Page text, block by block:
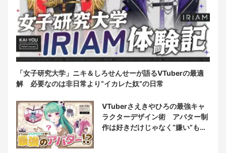
「女子研究大学」ニキ＆しろせんせーが語るVTuberの最適
解 必要なのは非日常より“イカレた奴”の日常
VTuberさえきやひろの最強キャ
ラクターデザイン術 アバター制
作は好きだけじゃなく“嫌い”もブ